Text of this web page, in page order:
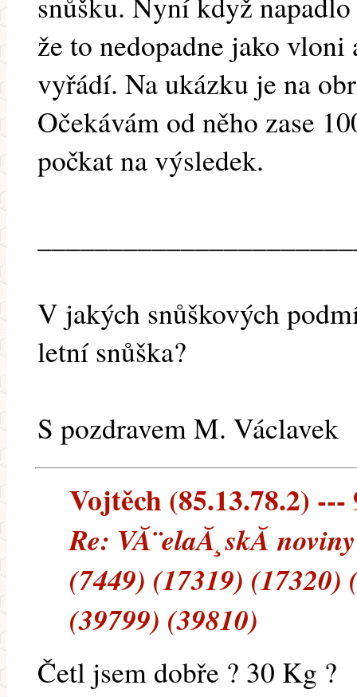
že to nedopadne jako vloni
vyřádí. Na ukázku je na
Očekávám od něho zase
počkat na výsledek.
V jakých snůškových
letní snůška?
S pozdravem M. Václavek
Vojtěch (85.13.78.2) ---
Re: VĂ¨elaĂ¸skĂ
(7449) (17319) (17320)
(39799) (39810)
Četl jsem dobře ? 30 Kg ?